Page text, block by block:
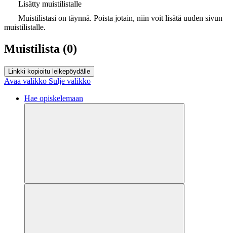
Lisätty muistilistalle
Muistilistasi on täynnä. Poista jotain, niin voit lisätä uuden sivun
muistilistalle.
Muistilista (0)
Linkki kopioitu leikepöydälle
Avaa valikko Sulje valikko
Hae opiskelemaan